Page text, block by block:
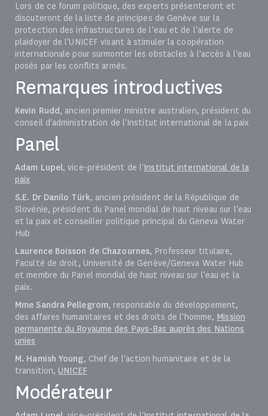
Lors de ce forum politique, des experts présenteront et
discuteront de la liste de principes de Genève sur la
protection des infrastructures de l'eau et de l'alerte de
plaidoyer de l'UNICEF visant à stimuler la coopération
internationale pour surmonter les obstacles à l'accès à l'eau
posés par les conflits armés.
Remarques introductives
Kevin Rudd, ancien premier ministre australien, président du
conseil d'administration de l'Institut international de la paix
Panel
Adam Lupel, vice-président de l'Institut international de la
paix
S.E. Dr Danilo Türk, ancien président de la République de
Slovénie, président du Panel mondial de haut niveau sur l'eau
et la paix et conseiller politique principal du Geneva Water
Hub
Laurence Boisson de Chazournes, Professeur titulaire,
Faculté de droit, Université de Genève/Geneva Water Hub
et membre du Panel mondial de haut niveau sur l'eau et la
paix.
Mme Sandra Pellegrom, responsable du développement,
des affaires humanitaires et des droits de l'homme, Mission
permanente du Royaume des Pays-Bas auprès des Nations
unies
M. Hamish Young, Chef de l'action humanitaire et de la
transition,UNICEF
Modérateur